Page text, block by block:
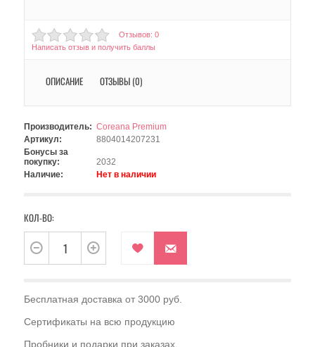
Отзывов: 0
Написать отзыв и получить баллы
ОПИСАНИЕ ОТЗЫВЫ (0)
Производитель: Coreana Premium
Артикул:
8804014207231
Бонусы за
покупку:
2032
Наличие:
Нет в наличии
КОЛ-ВО:
Бесплатная доставка от 3000 руб.
Сертификаты на всю продукцию
Пробники и подарки при заказах.